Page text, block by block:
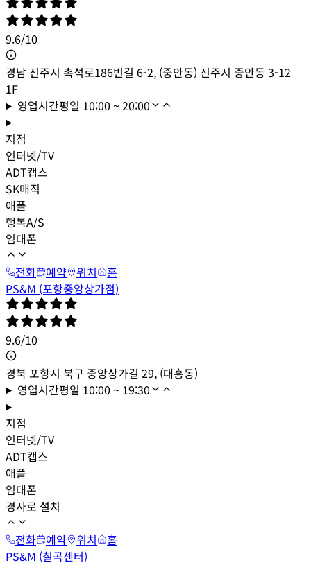
9.6/10
경남 진주시 촉석로186번길 6-2, (중안동) 진주시 중안동 3-12
1F
영업시간평일 10:00 ~ 20:00
지점
인터넷/TV
ADT캡스
SK매직
애플
행복A/S
임대폰
전화
예약 위치
홈
PS&M (포항중앙상가점)
9.6/10
경북 포항시 북구 중앙상가길 29, (대흥동)
영업시간평일 10:00 ~ 19:30
지점
인터넷/TV
ADT캡스
애플
임대폰
경사로 설치
전화
예약 위치
홈
PS&M (칠곡센터)